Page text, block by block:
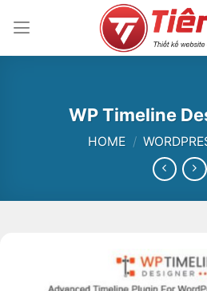
đến
WP Timeline
HOME /